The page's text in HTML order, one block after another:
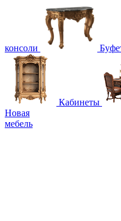
консоли
Кабинеты
Новая
мебель